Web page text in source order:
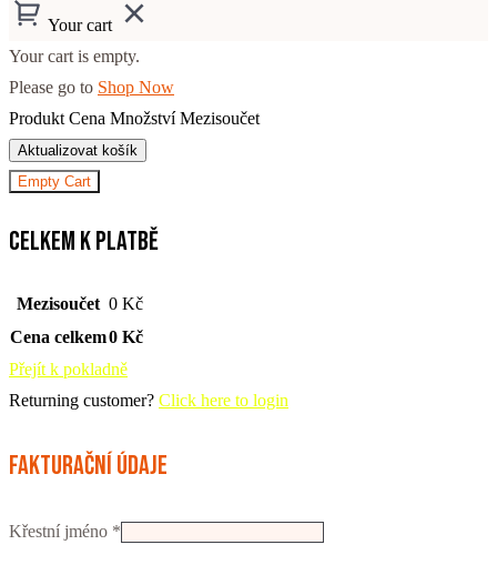
Your cart
Your cart is empty.
Please go to Shop Now
Produkt Cena MnožstvíMezisoučet
Aktualizovat košík
Empty Cart
Celkem k platbě
Mezisoučet 0 Kč
Cena celkem0 Kč
Přejít k pokladně
Returning customer? Click here to login
Fakturační údaje
Křestní jméno *